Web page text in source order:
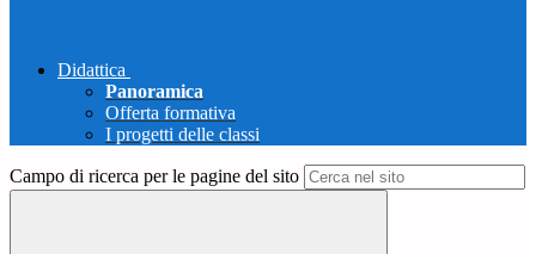
Didattica
Panoramica
Offerta formativa
I progetti delle classi
Campo di ricerca per le pagine del sito